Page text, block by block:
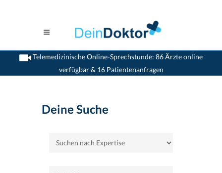
Telemedizinische Online-Sprechstunde: 86 Ärzte online
verfügbar & 16 Patientenanfragen
>Home>Rolle
Deine Suche